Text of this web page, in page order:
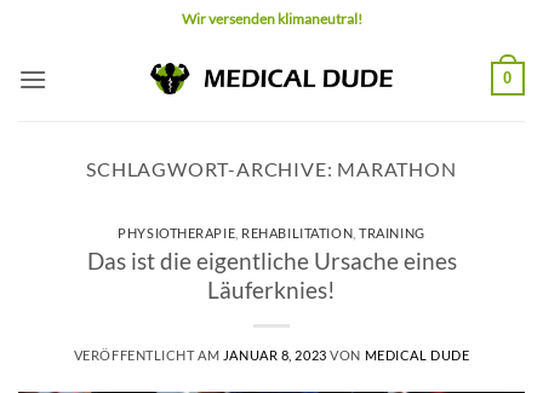
springen
Wir versenden klimaneutral!
0
SCHLAGWORT-ARCHIVE: MARATHON
PHYSIOTHERAPIE REHABILITATION ,TRAINING
Das ist die eigentliche Ursache eines
Läuferknies!
VERÖFFENTLICHT AM JANUAR 8, 2023 VON MEDICAL DUDE